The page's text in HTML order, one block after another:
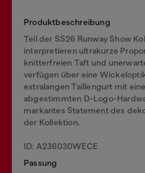
Produktbeschreibung
Teil der SS26 Runway Show
interpretieren ultrakurze
knitterfreien Taft und
verfügen über eine
extralangen Taillengurt mit
abgestimmten D-Logo-
markantes Statement des
der Kollektion.
ID: A236030WECE
Passung